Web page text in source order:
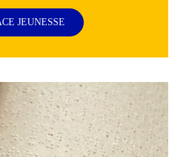
JEUNESSE